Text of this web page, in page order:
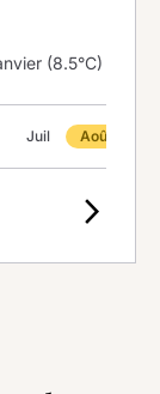
(8.5°C)
Juil Août
arrow_forward_ios